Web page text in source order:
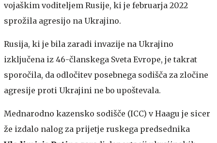
vojaškim voditeljem Rusije, ki je februarja 2022
sprožila agresijo na Ukrajino.
Rusija, ki je bila zaradi invazije na Ukrajino
izključena iz 46-članskega Sveta Evrope, je takrat
sporočila, da odločitev posebnega sodišča za zločine
agresije proti Ukrajini ne bo upoštevala.
Mednarodno kazensko sodišče (ICC) v Haagu je sicer
že izdalo nalog za prijetje ruskega predsednika